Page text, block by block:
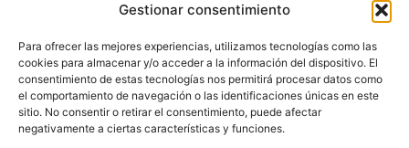
Gestionar consentimiento
Para ofrecer las mejores experiencias, utilizamos tecnologías como las
cookies para almacenar y/o acceder a la información del dispositivo. El
consentimiento de estas tecnologías nos permitirá procesar datos como
el comportamiento de navegación o las identificaciones únicas en este
sitio. No consentir o retirar el consentimiento, puede afectar
negativamente a ciertas características y funciones.